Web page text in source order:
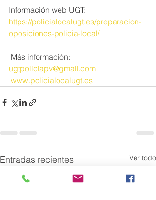
Información web UGT:
https://policialocalugt.es/preparacion-
oposiciones-policia-local/
Más información:
ugtpoliciapv@gmail.com
www.policialocalugt.es
Entradas recientes Ver todo